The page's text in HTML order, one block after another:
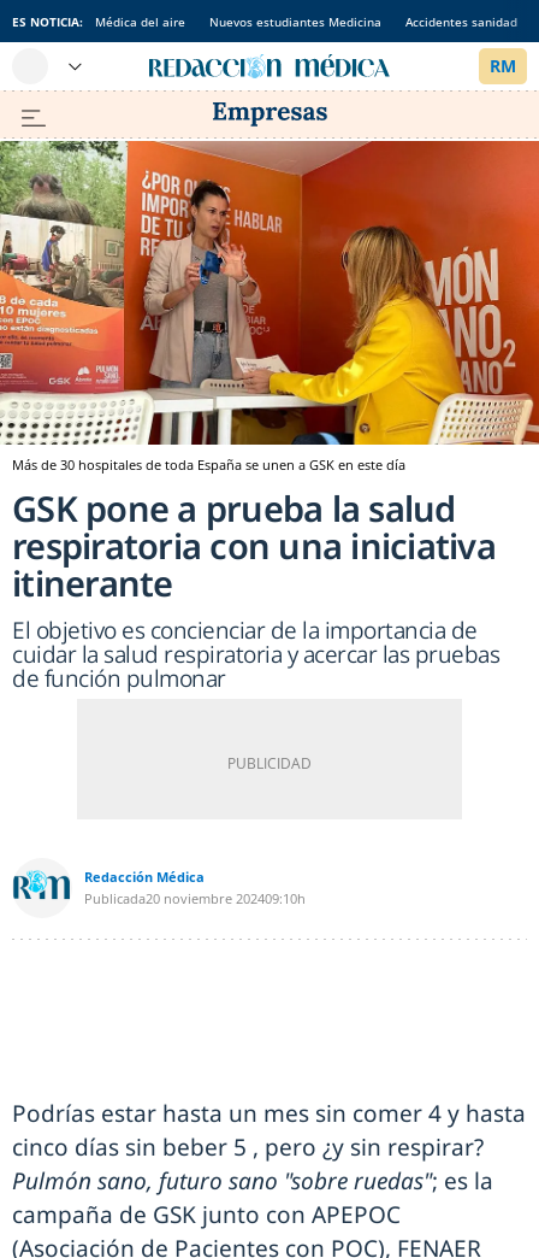
ES NOTICIA: Médica del aire Nuevos estudiantes Medicina Accidentes sanidad
Más de 30 hospitales de toda España se unen a GSK en este día
GSK pone a prueba la salud
respiratoria con una iniciativa
itinerante
El objetivo es concienciar de la importancia de
cuidar la salud respiratoria y acercar las pruebas
de función pulmonar
Redacción Médica
Publicada20 noviembre 202409:10h
Podrías estar hasta un mes sin comer 4 y hasta
cinco días sin beber 5 , pero ¿y sin respirar?
Pulmón sano, futuro sano "sobre ruedas"; es la
campaña de GSK junto con APEPOC
(Asociación de Pacientes con POC), FENAER